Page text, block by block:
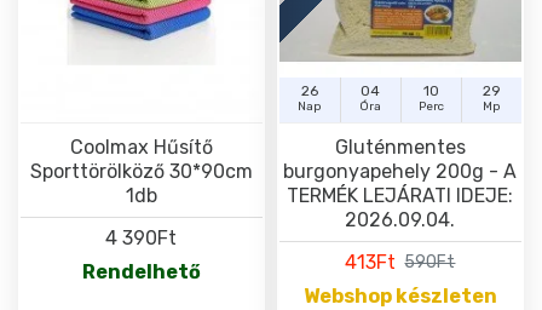
Coolmax Hűsítő
Sporttörölköző 30*90cm
1db
4 390Ft
Rendelhető
26
Nap
04
Óra
10
Perc
29
Mp
Gluténmentes
burgonyapehely 200g - A
TERMÉK LEJÁRATI IDEJE:
2026.09.04.
413Ft 590Ft
Webshop készleten